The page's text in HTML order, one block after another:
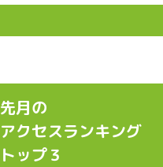
先月の
アクセスランキング
トップ３